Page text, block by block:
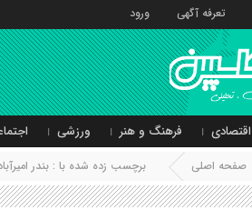
تعرفه آگهی ورود
اقتصادی فرهنگ و هنر ورزشی
صفحه اصلی برچسب زده شده با : بندر